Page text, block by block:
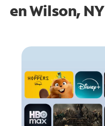
enWilson, NY